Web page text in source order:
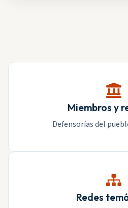
Miembros y
Defensorías del
Redes